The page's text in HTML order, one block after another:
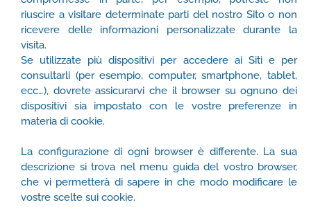
riuscire a visitare determinate parti del nostro Sito o non
ricevere delle informazioni personalizzate durante la
visita.
Se utilizzate più dispositivi per accedere ai Siti e per
consultarli (per esempio, computer, smartphone, tablet,
ecc…), dovrete assicurarvi che il browser su ognuno dei
dispositivi sia impostato con le vostre preferenze in
materia di cookie.
La configurazione di ogni browser è differente. La sua
descrizione si trova nel menu guida del vostro browser,
che vi permetterà di sapere in che modo modificare le
vostre scelte sui cookie.